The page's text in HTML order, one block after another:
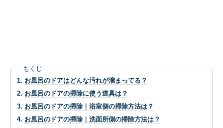
もくじ
お風呂のドアはどんな汚れが溜まってる？
お風呂のドアの掃除に使う道具は？
お風呂のドアの掃除｜浴室側の掃除方法は？
お風呂のドアの掃除｜洗面所側の掃除方法は？